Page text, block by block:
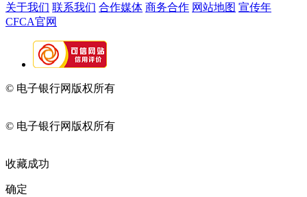
关于我们 联系我们 合作媒体 商务合作 网站地图 宣传年
CFCA官网
© 电子银行网版权所有
© 电子银行网版权所有
收藏成功
确定